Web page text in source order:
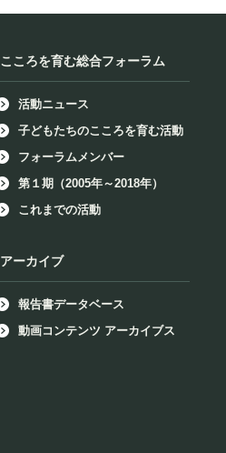
こころを育む総合フォーラム
活動ニュース
子どもたちのこころを育む活動
フォーラムメンバー
第１期（2005年～2018年）
これまでの活動
アーカイブ
報告書データベース
動画コンテンツ アーカイブス